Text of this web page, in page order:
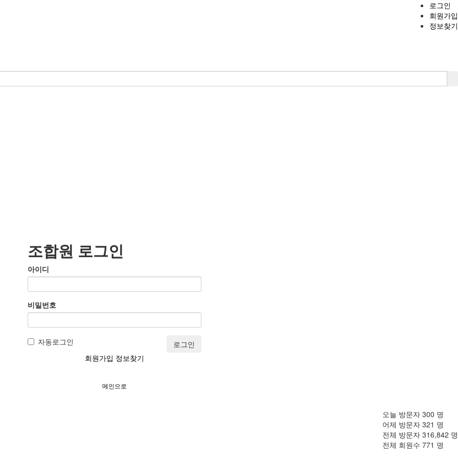
로그인
회원가입
정보찾기
조합원 로그인
아이디
비밀번호
자동로그인
로그인
회원가입 정보찾기
메인으로
오늘 방문자 300 명
어제 방문자 321 명
전체 방문자 316,842 명
전체 회원수 771 명